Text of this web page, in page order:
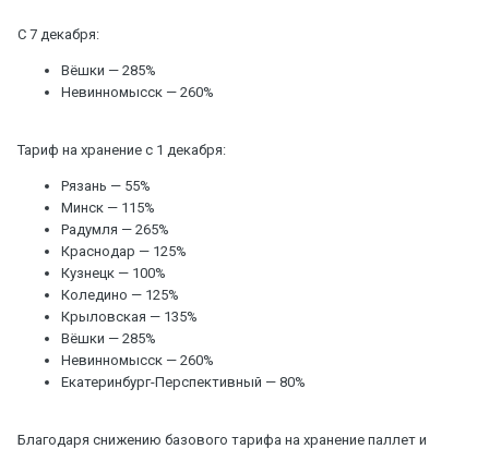
С 7 декабря:
Вёшки — 285%
Невинномысск — 260%
Тариф на хранение с 1 декабря:
Рязань — 55%
Минск — 115%
Радумля — 265%
Краснодар — 125%
Кузнецк — 100%
Коледино — 125%
Крыловская — 135%
Вёшки — 285%
Невинномысск — 260%
Екатеринбург-Перспективный — 80%
Благодаря снижению базового тарифа на хранение паллет и